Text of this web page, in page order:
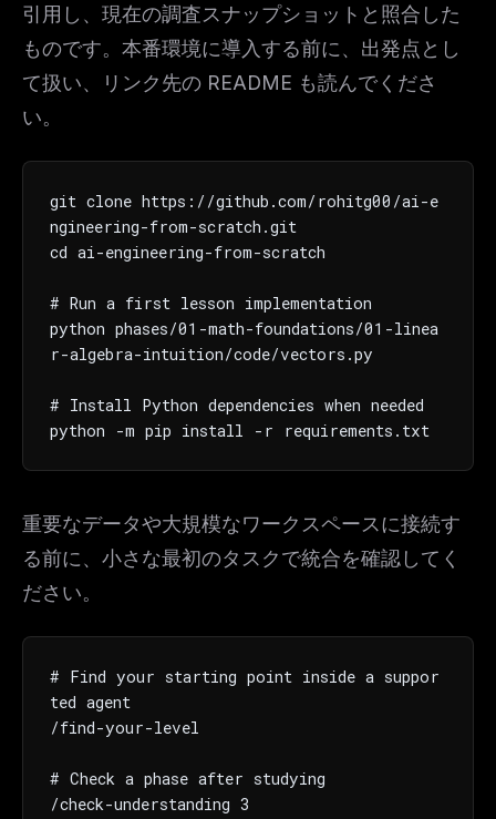
引用し、現在の調査スナップショットと照合した
ものです。本番環境に導入する前に、出発点とし
て扱い、リンク先の README も読んでくださ
い。
git clone https://github.com/rohitg00/ai-e
ngineering-from-scratch.git
cd ai-engineering-from-scratch
# Run a first lesson implementation
python phases/01-math-foundations/01-linea
r-algebra-intuition/code/vectors.py
# Install Python dependencies when needed
python -m pip install -r requirements.txt
重要なデータや大規模なワークスペースに接続す
る前に、小さな最初のタスクで統合を確認してく
ださい。
# Find your starting point inside a suppor
ted agent
/find-your-level
# Check a phase after studying
/check-understanding 3